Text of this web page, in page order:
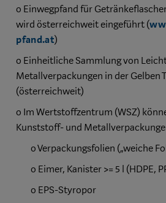
o Einwegpfand für
wird österreichweit eingeführt (
pfand.at)
o Einheitliche Sammlung von
Metallverpackungen in der Gelben
(österreichweit)
o Im Wertstoffzentrum (WSZ)
Kunststoff- und
oVerpackungsfolien („weiche
o Eimer, Kanister >= 5 l (HDPE,
o EPS-Styropor